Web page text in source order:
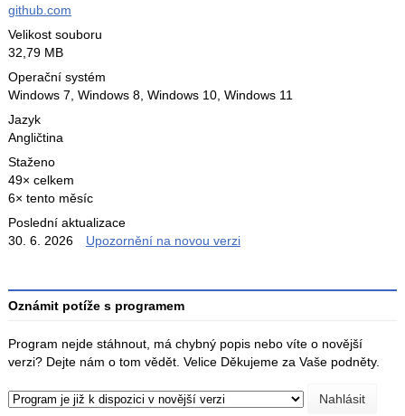
github.com
Velikost souboru
32,79 MB
Operační systém
Windows 7, Windows 8, Windows 10, Windows 11
Jazyk
Angličtina
Staženo
49× celkem
6× tento měsíc
Poslední aktualizace
30. 6. 2026
Upozornění na novou verzi
Oznámit potíže s programem
Program nejde stáhnout, má chybný popis nebo víte o novější
verzi? Dejte nám o tom vědět. Velice Děkujeme za Vaše podněty.